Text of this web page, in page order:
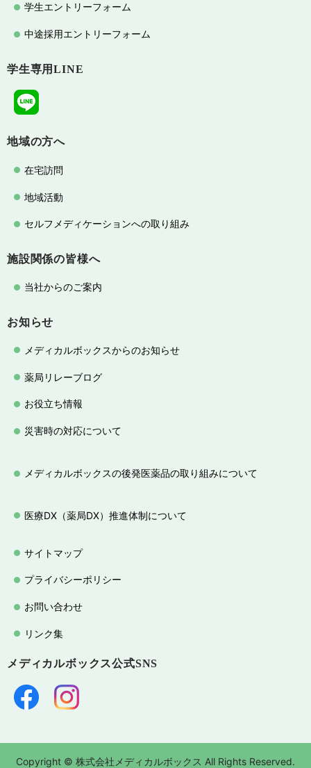
学生エントリーフォーム
中途採用エントリーフォーム
学生専用LINE
地域の方へ
在宅訪問
地域活動
セルフメディケーションへの取り組み
施設関係の皆様へ
当社からのご案内
お知らせ
メディカルボックスからのお知らせ
薬局リレーブログ
お役立ち情報
災害時の対応について
メディカルボックスの後発医薬品の取り組みについて
医療DX（薬局DX）推進体制について
サイトマップ
プライバシーポリシー
お問い合わせ
リンク集
メディカルボックス公式SNS
Copyright © 株式会社メディカルボックス All Rights Reserved.